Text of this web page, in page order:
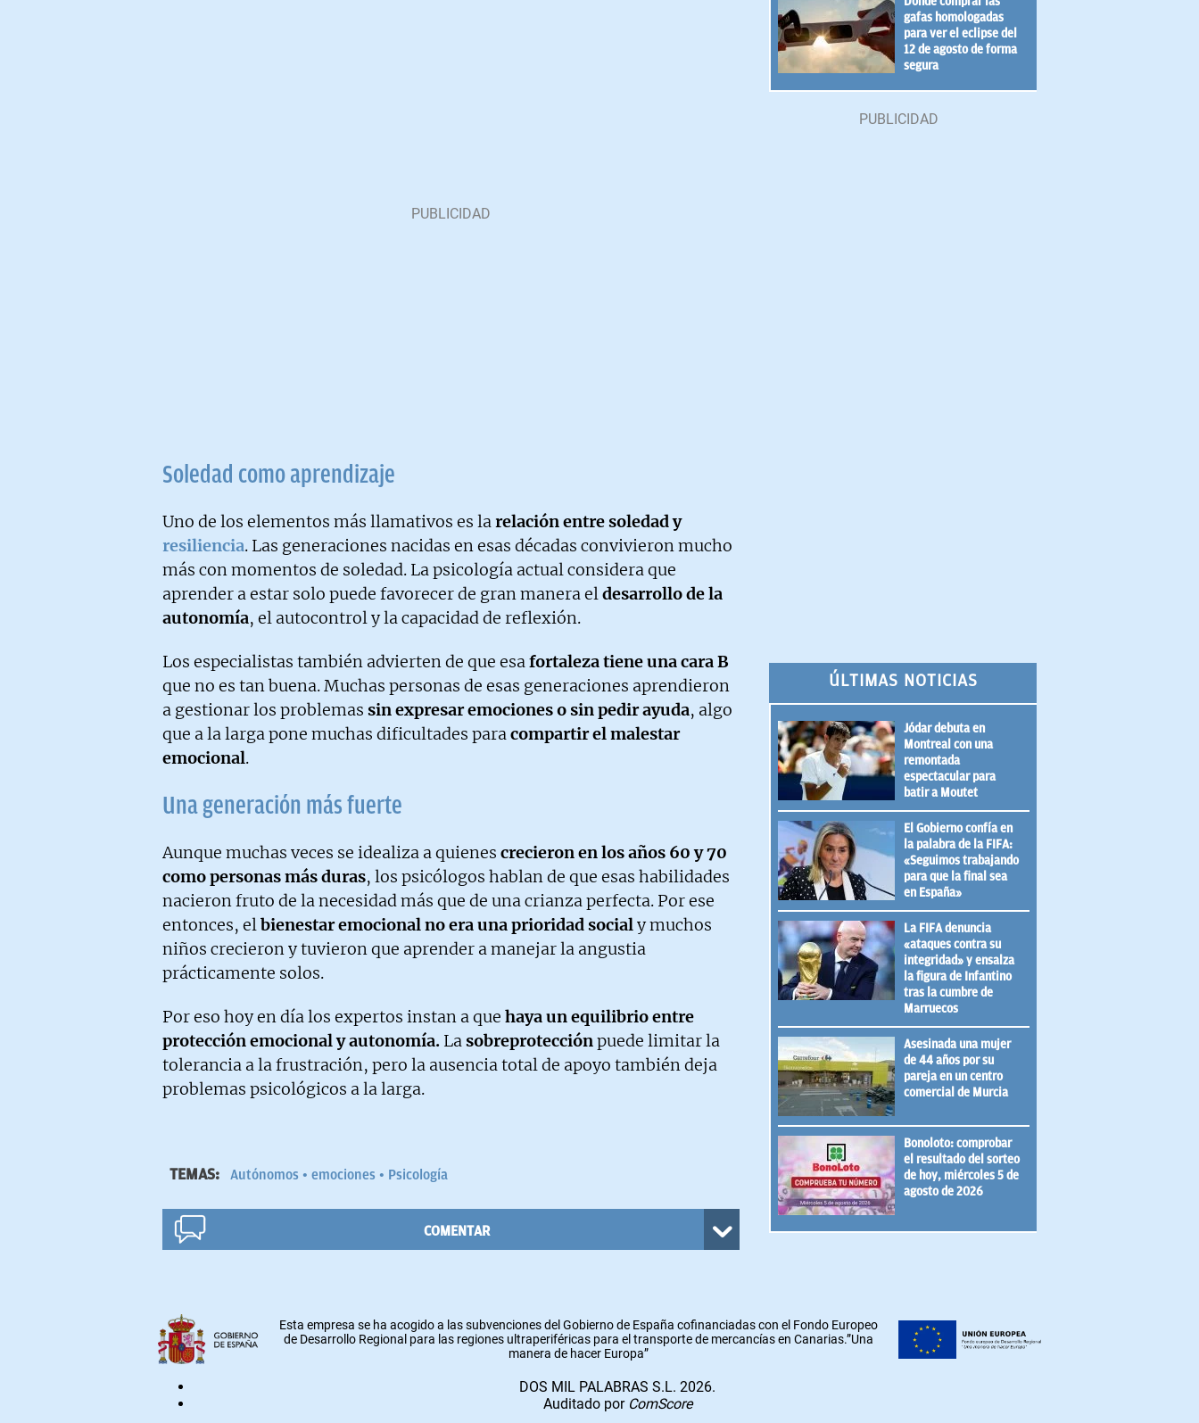
Soledad como aprendizaje
Uno de los elementos más llamativos es larelación entre soledad y
resiliencia. Las generaciones nacidas en esas décadas convivieron mucho
más con momentos de soledad. La psicología actual considera que
aprender a estar solo puede favorecer de gran manera eldesarrollo de la
autonomía, el autocontrol y la capacidad de reflexión.
Los especialistas también advierten de que esafortaleza tiene una cara B
que no es tan buena. Muchas personas de esas generaciones aprendieron
a gestionar los problemas sin expresar emociones o sin pedir ayuda, algo
que a la larga pone muchas dificultades paracompartir el malestar
emocional.
Una generación más fuerte
Aunque muchas veces se idealiza a quienes crecieron en los años 60 y 70
como personas más duras, los psicólogos hablan de que esas habilidades
nacieron fruto de la necesidad más que de una crianza perfecta. Por ese
entonces, elbienestar emocional no era una prioridad socialy muchos
niños crecieron y tuvieron que aprender a manejar la angustia
prácticamente solos.
Por eso hoy en día los expertos instan a que haya un equilibrio entre
protección emocional y autonomía. Lasobreprotecciónpuede limitar la
tolerancia a la frustración, pero la ausencia total de apoyo también deja
problemas psicológicos a la larga.
TEMAS: Autónomos emociones Psicología
COMENTAR
gafas homologadas
para ver el eclipse del
12 de agosto de forma
segura
ÚLTIMAS NOTICIAS
Jódar debuta en
Montreal con una
remontada
espectacular para
batir a Moutet
El Gobierno confía en
la palabra de la FIFA:
«Seguimos trabajando
para que la final sea
en España»
La FIFA denuncia
«ataques contra su
integridad» y ensalza
la figura de Infantino
tras la cumbre de
Marruecos
Asesinada una mujer
de 44 años por su
pareja en un centro
comercial de Murcia
Bonoloto: comprobar
el resultado del sorteo
de hoy, miércoles 5 de
agosto de 2026
Esta empresa se ha acogido a las subvenciones del Gobierno de España cofinanciadas con el Fondo Europeo
de Desarrollo Regional para las regiones ultraperiféricas para el transporte de mercancías en Canarias.”Una
manera de hacer Europa”
DOS MIL PALABRAS S.L. 2026.
Auditado por ComScore